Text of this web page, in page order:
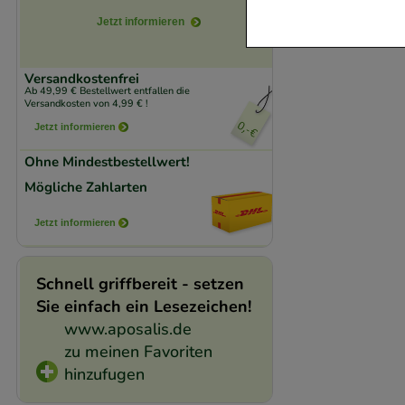
verzichtet werden
Jetzt informieren
Versandkostenfrei
Ab 49,99 € Bestellwert entfallen die
Versandkosten von 4,99 € !
Jetzt informieren
Ohne Mindestbestellwert!
Mögliche Zahlarten
Jetzt informieren
Schnell griffbereit - setzen
Sie einfach ein Lesezeichen!
www.aposalis.de
zu meinen Favoriten
hinzufugen